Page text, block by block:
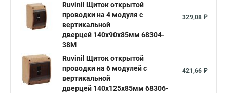
Ruvinil Щиток открытой
проводки на 4 модуля с
вертикальной
дверцей 140х90х85мм 68304-
38М
329,08 ₽
Ruvinil Щиток открытой
проводки на 6 модулей с
вертикальной
дверцей 140х125х85мм 68306-
421,66 ₽